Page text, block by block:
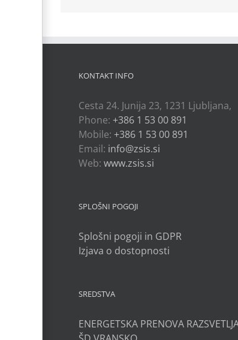
KONTAKT INFO
Cesta 24. Junija 23, 1231 Ljubljana,
Phone: +386 1 53 00 891
Mobile: +386 1 53 00 891
Email: info@zsis.si
Web: www.zsis.si
SPLOŠNI POGOJI
Splošni pogoji in GDPR
Izjava o dostopnosti
SREDSTVA
ENERGETSKA PRENOVA